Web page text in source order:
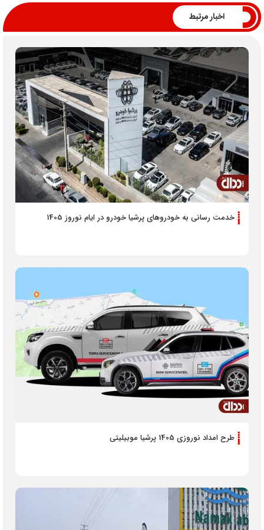
اخبار مرتبط
خدمت رسانی به خودروهای پرشیا خودرو در ایام نوروز 1405
طرح امداد نوروزی 1405 پرشیا موبیلیتی